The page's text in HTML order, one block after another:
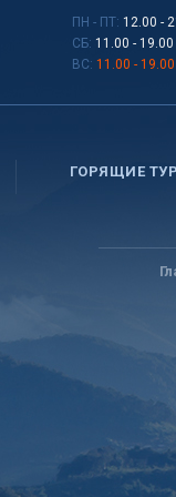
ПН - ПТ: 12.00 -
СБ: 11.00 - 19.00
ВС: 11.00 - 19.00
ГОРЯЩИЕ